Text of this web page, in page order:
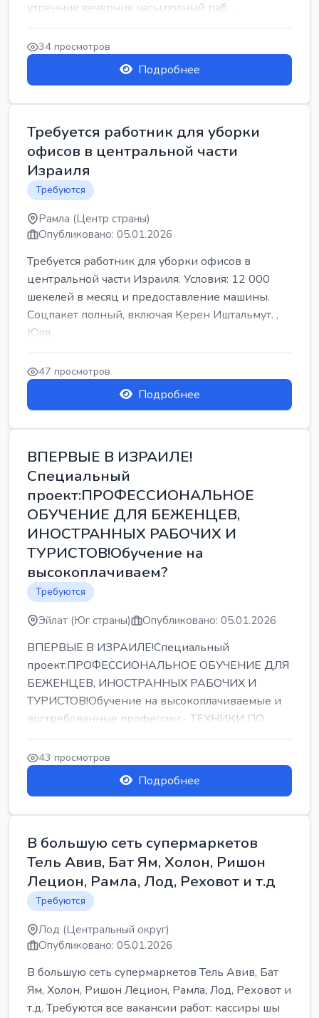
утренние,вечерние часы,полный раб...
34 просмотров
Подробнее
Требуется работник для уборки
офисов в центральной части
Израиля
Требуются
Рамла (Центр страны)
Опубликовано: 05.01.2026
Требуется работник для уборки офисов в
центральной части Израиля. Условия: 12 000
шекелей в месяц и предоставление машины.
Соцпакет полный, включая Керен Иштальмут. ,
Юля
47 просмотров
Подробнее
ВПЕРВЫЕ В ИЗРАИЛЕ!
Специальный
проект:ПРОФЕССИОНАЛЬНОЕ
ОБУЧЕНИЕ ДЛЯ БЕЖЕНЦЕВ,
ИНОСТРАННЫХ РАБОЧИХ И
ТУРИСТОВ!Обучение на
высокоплачиваем?
Требуются
Эйлат (Юг страны) Опубликовано: 05.01.2026
ВПЕРВЫЕ В ИЗРАИЛЕ!Специальный
проект:ПРОФЕССИОНАЛЬНОЕ ОБУЧЕНИЕ ДЛЯ
БЕЖЕНЦЕВ, ИНОСТРАННЫХ РАБОЧИХ И
ТУРИСТОВ!Обучение на высокоплачиваемые и
востребованные профессии:- ТЕХНИКИ ПО
РЕМОНТУ КОНДИЦИОНЕРОВ-...
43 просмотров
Подробнее
В большую сеть супермаркетов
Тель Авив, Бат Ям, Холон, Ришон
Лецион, Рамла, Лод, Реховот и т.д
Требуются
Лод (Центральный округ)
Опубликовано: 05.01.2026
В большую сеть супермаркетов Тель Авив, Бат
Ям, Холон, Ришон Лецион, Рамла, Лод, Реховот и
т.д. Требуются все вакансии работ: кассиры шы